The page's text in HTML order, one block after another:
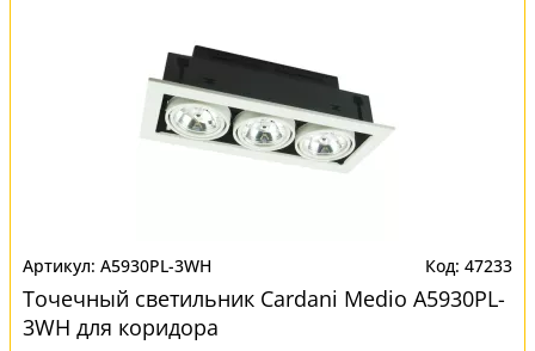
A5930PL-3WH 47233
Точечный светильник Cardani Medio A5930PL-
3WH для коридора